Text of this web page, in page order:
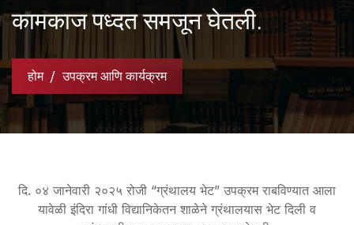
कामकाज पध्दत समजून घेतली.
होम उपक्रम आणि कार्यक्रम
दि. ०४ जानेवारी २०२५ रोजी “ग्रंथालय भेट” उपक्रम राबविण्यात आला
यावेळी इंदिरा गांधी विद्यानिकेतन शाळेने ग्रंथालयास भेट दिली व